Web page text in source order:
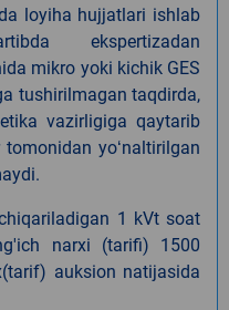
loyiha hujjatlari ishlab
ekspertizadan
mikro yoki kichik GES
tushirilmagan taqdirda,
vazirligiga qaytarib
yoʻnaltirilgan
1 kVt soat
narxi (tarifi) 1500
auksion natijasida